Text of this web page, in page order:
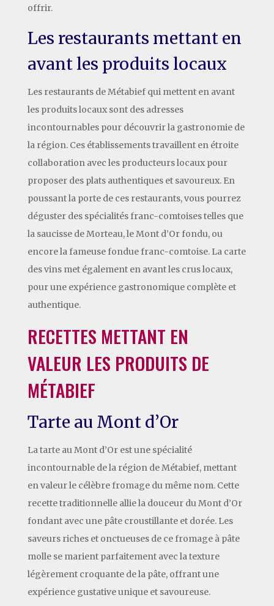
offrir.
Les restaurants mettant en
avant les produits locaux
Les restaurants de Métabief qui mettent en avant
les produits locaux sont des adresses
incontournables pour découvrir la gastronomie de
la région. Ces établissements travaillent en étroite
collaboration avec les producteurs locaux pour
proposer des plats authentiques et savoureux. En
poussant la porte de ces restaurants, vous pourrez
déguster des spécialités franc-comtoises telles que
la saucisse de Morteau, le Mont d’Or fondu, ou
encore la fameuse fondue franc-comtoise. La carte
des vins met également en avant les crus locaux,
pour une expérience gastronomique complète et
authentique.
RECETTES METTANT EN
VALEUR LES PRODUITS DE
MÉTABIEF
Tarte au Mont d’Or
La tarte au Mont d’Or est une spécialité
incontournable de la région de Métabief, mettant
en valeur le célèbre fromage du même nom. Cette
recette traditionnelle allie la douceur du Mont d’Or
fondant avec une pâte croustillante et dorée. Les
saveurs riches et onctueuses de ce fromage à pâte
molle se marient parfaitement avec la texture
légèrement croquante de la pâte, offrant une
expérience gustative unique et savoureuse.